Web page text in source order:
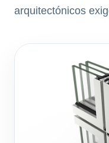
arquitectónicos